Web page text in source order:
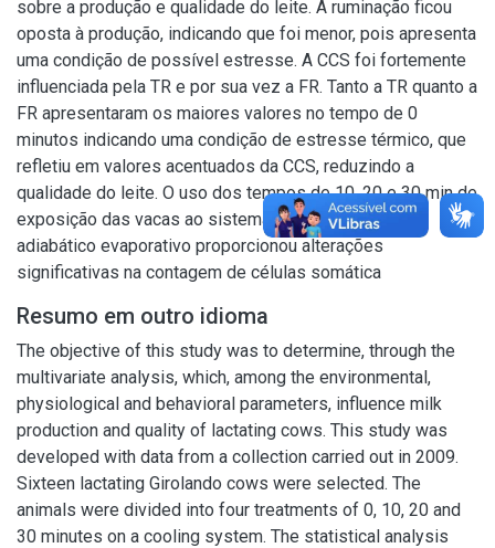
sobre a produção e qualidade do leite. A ruminação ficou
oposta à produção, indicando que foi menor, pois apresenta
uma condição de possível estresse. A CCS foi fortemente
influenciada pela TR e por sua vez a FR. Tanto a TR quanto a
FR apresentaram os maiores valores no tempo de 0
minutos indicando uma condição de estresse térmico, que
refletiu em valores acentuados da CCS, reduzindo a
qualidade do leite. O uso dos tempos de 10, 20 e 30 min de
exposição das vacas ao sistema de resfriamento
adiabático evaporativo proporcionou alterações
significativas na contagem de células somática
Resumo em outro idioma
The objective of this study was to determine, through the
multivariate analysis, which, among the environmental,
physiological and behavioral parameters, influence milk
production and quality of lactating cows. This study was
developed with data from a collection carried out in 2009.
Sixteen lactating Girolando cows were selected. The
animals were divided into four treatments of 0, 10, 20 and
30 minutes on a cooling system. The statistical analysis